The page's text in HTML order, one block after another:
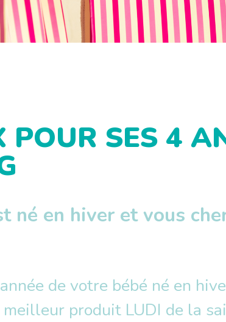
POUR SES 4
né en hiver et vous
de votre bébé né en
produit LUDI de la